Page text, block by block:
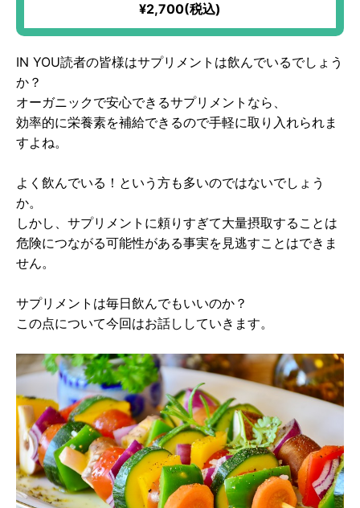
¥2,700(税込)
IN YOU読者の皆様はサプリメントは飲んでいるでしょう
か？
オーガニックで安心できるサプリメントなら、
効率的に栄養素を補給できるので手軽に取り入れられま
すよね。
よく飲んでいる！という方も多いのではないでしょう
か。
しかし、サプリメントに頼りすぎて大量摂取することは
危険につながる可能性がある事実を見逃すことはできま
せん。
サプリメントは毎日飲んでもいいのか？
この点について今回はお話ししていきます。